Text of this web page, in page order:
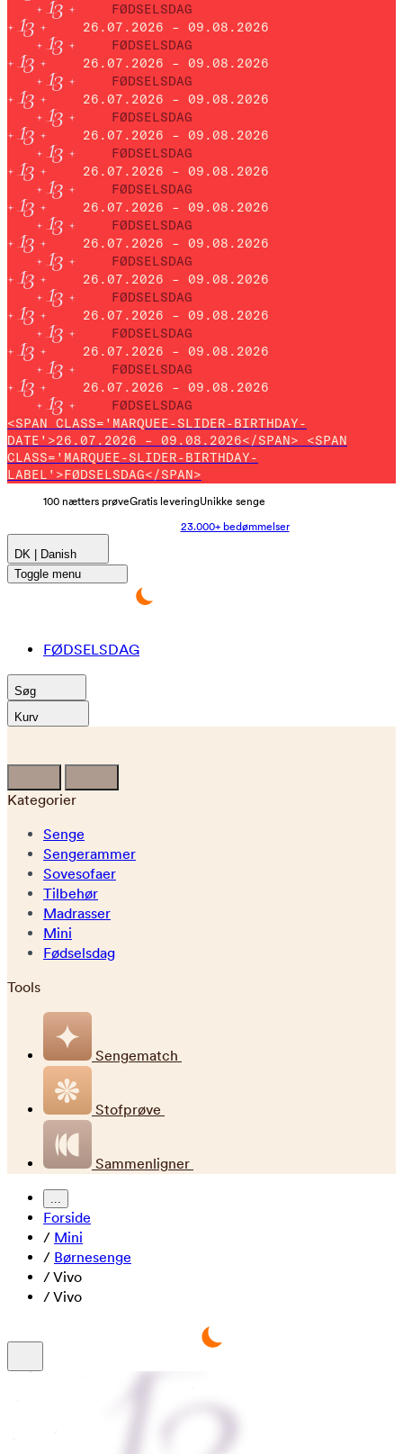
FØDSELSDAG
26.07.2026 – 09.08.2026
FØDSELSDAG
26.07.2026 – 09.08.2026
FØDSELSDAG
26.07.2026 – 09.08.2026
FØDSELSDAG
26.07.2026 – 09.08.2026
FØDSELSDAG
26.07.2026 – 09.08.2026
FØDSELSDAG
26.07.2026 – 09.08.2026
FØDSELSDAG
26.07.2026 – 09.08.2026
FØDSELSDAG
26.07.2026 – 09.08.2026
FØDSELSDAG
26.07.2026 – 09.08.2026
FØDSELSDAG
26.07.2026 – 09.08.2026
FØDSELSDAG
26.07.2026 – 09.08.2026
FØDSELSDAG
<SPAN CLASS='MARQUEE-SLIDER-BIRTHDAY-
DATE'>26.07.2026 – 09.08.2026</SPAN> <SPAN
CLASS='MARQUEE-SLIDER-BIRTHDAY-
LABEL'>FØDSELSDAG</SPAN>
100 nætters prøveGratis leveringUnikke senge
23.000+ bedømmelser
DK | Danish
Toggle menu
FØDSELSDAG
Søg
Kurv
Kategorier
Senge
Sengerammer
Sovesofaer
Tilbehør
Madrasser
Mini
Fødselsdag
Tools
Sengematch
Stofprøve
Sammenligner
...
Forside
/ Mini
/ Børnesenge
/Vivo
/Vivo